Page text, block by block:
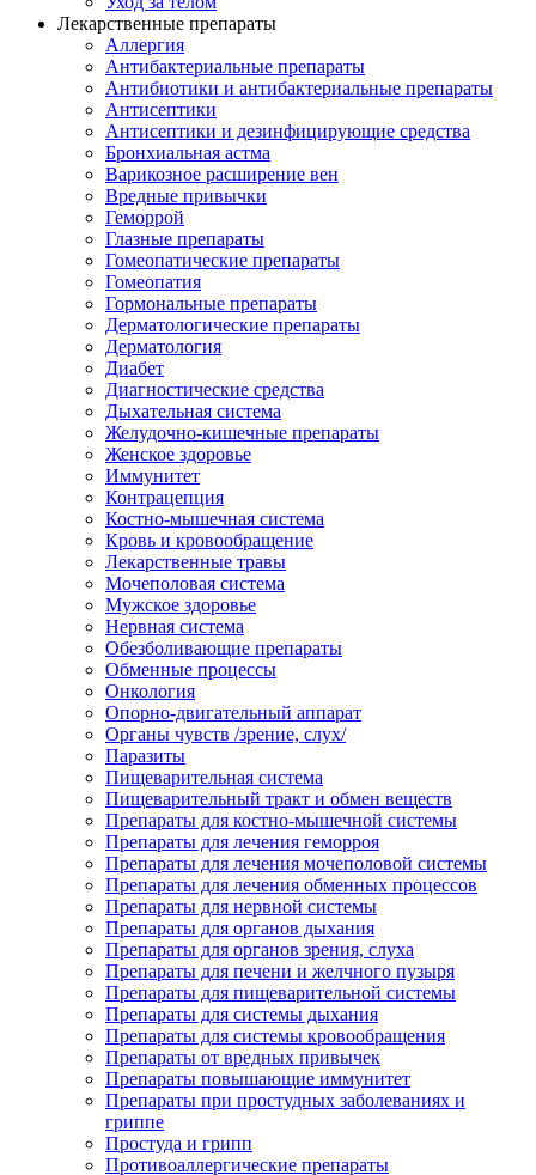
Лекарственные препараты
Аллергия
Антибактериальные препараты
Антибиотики и антибактериальные препараты
Антисептики
Антисептики и дезинфицирующие средства
Бронхиальная астма
Варикозное расширение вен
Вредные привычки
Геморрой
Глазные препараты
Гомеопатические препараты
Гомеопатия
Гормональные препараты
Дерматологические препараты
Дерматология
Диабет
Диагностические средства
Дыхательная система
Желудочно-кишечные препараты
Женское здоровье
Иммунитет
Контрацепция
Костно-мышечная система
Кровь и кровообращение
Лекарственные травы
Мочеполовая система
Мужское здоровье
Нервная система
Обезболивающие препараты
Обменные процессы
Онкология
Опорно-двигательный аппарат
Органы чувств /зрение, слух/
Паразиты
Пищеварительная система
Пищеварительный тракт и обмен веществ
Препараты для костно-мышечной системы
Препараты для лечения геморроя
Препараты для лечения мочеполовой системы
Препараты для лечения обменных процессов
Препараты для нервной системы
Препараты для органов дыхания
Препараты для органов зрения, слуха
Препараты для печени и желчного пузыря
Препараты для пищеварительной системы
Препараты для системы дыхания
Препараты для системы кровообращения
Препараты от вредных привычек
Препараты повышающие иммунитет
Препараты при простудных заболеваниях и
гриппе
Простуда и грипп
Противоаллергические препараты